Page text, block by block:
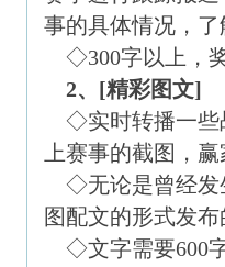
事的具体情况，
◇300字以上，
2、[精彩图文]
◇实时转播一些
上赛事的截图，
◇无论是曾经发
图配文的形式发布
◇文字需要600字